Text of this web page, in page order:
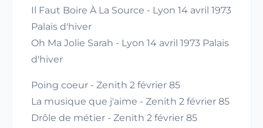
Il Faut Boire À La Source - Lyon 14 avril 1973
Palais d'hiver
Oh Ma Jolie Sarah - Lyon 14 avril 1973 Palais
d'hiver
Poing coeur - Zenith 2 février 85
La musique que j'aime - Zenith 2 février 85
Drôle de métier - Zenith 2 février 85